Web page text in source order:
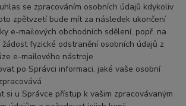
se zpracováním osobních údajů kdykoliv
zpětvzetí bude mít za následek ukončení
e-mailových obchodních sdělení, popř. na
fyzické odstranění osobních údajů z
e-mailového nástroje
po Správci informaci, jaké vaše osobní
si u Správce přístup k vašim zpracovávaným